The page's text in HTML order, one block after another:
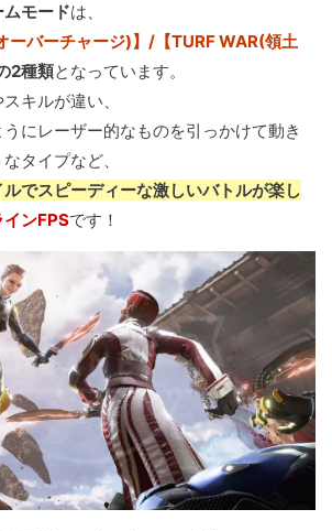
モードは、
ーバーチャージ)】/【TURF WAR(領土
2種類となっています。
キルが違い、
にレーザー的なものを引っかけて動き
タイプなど、
でスピーディーな激しいバトルが楽し
ンFPSです！